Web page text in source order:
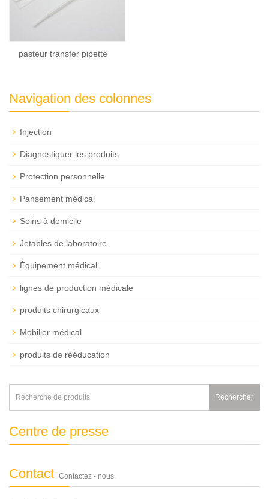
pasteur transfer pipette
Navigation des colonnes
Injection
Diagnostiquer les produits
Protection personnelle
Pansement médical
Soins à domicile
Jetables de laboratoire
Équipement médical
lignes de production médicale
produits chirurgicaux
Mobilier médical
produits de rééducation
Rechercher
Centre de presse
Contact Contactez - nous.